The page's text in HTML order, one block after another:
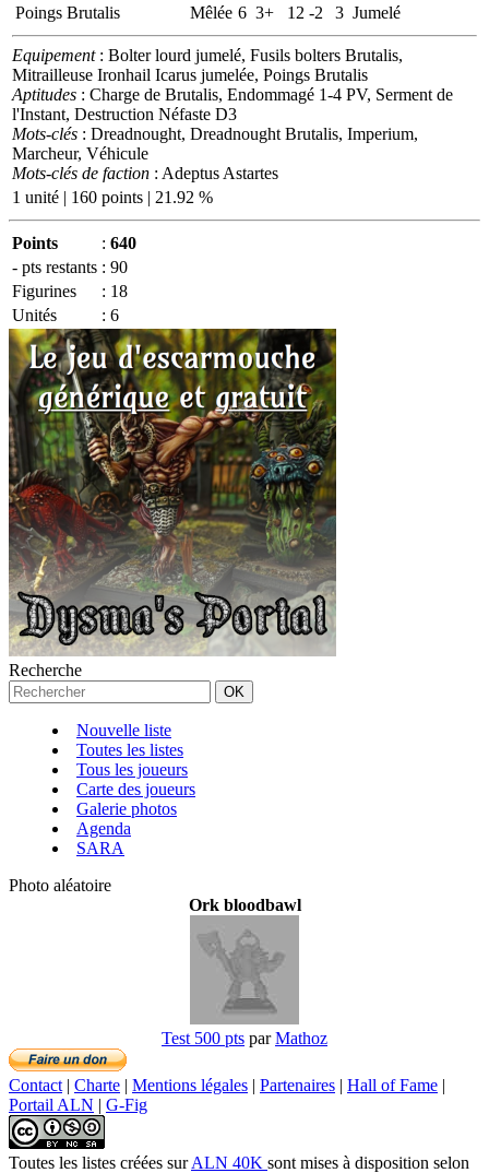
Poings Brutalis
Mêlée 6 3+ 12 -2 3 Jumelé
Equipement: Bolter lourd jumelé, Fusils bolters Brutalis,
Mitrailleuse Ironhail Icarus jumelée, Poings Brutalis
Aptitudes : Charge de Brutalis, Endommagé 1-4 PV, Serment de
l'Instant, Destruction Néfaste D3
Mots-clés : Dreadnought, Dreadnought Brutalis, Imperium,
Marcheur, Véhicule
Mots-clés de faction : Adeptus Astartes
1 unité | 160 points | 21.92 %
Points : 640
- pts restants : 90
Figurines
: 18
Unités
: 6
Recherche
Nouvelle liste
Toutes les listes
Tous les joueurs
Carte des joueurs
Galerie photos
Agenda
SARA
Photo aléatoire
Ork bloodbawl
Test 500 pts parMathoz
Contact | Charte | Mentions légales | Partenaires | Hall of Fame |
Portail ALN | G-Fig
Toutes les listes créées surALN 40K sont mises à disposition selon